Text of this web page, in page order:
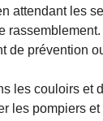
attendant les
de prévention
les couloirs et
les pompiers et